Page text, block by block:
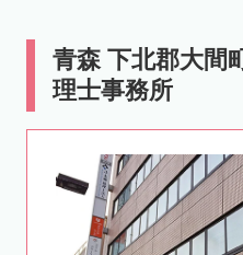
青森 下北郡大間
理士事務所